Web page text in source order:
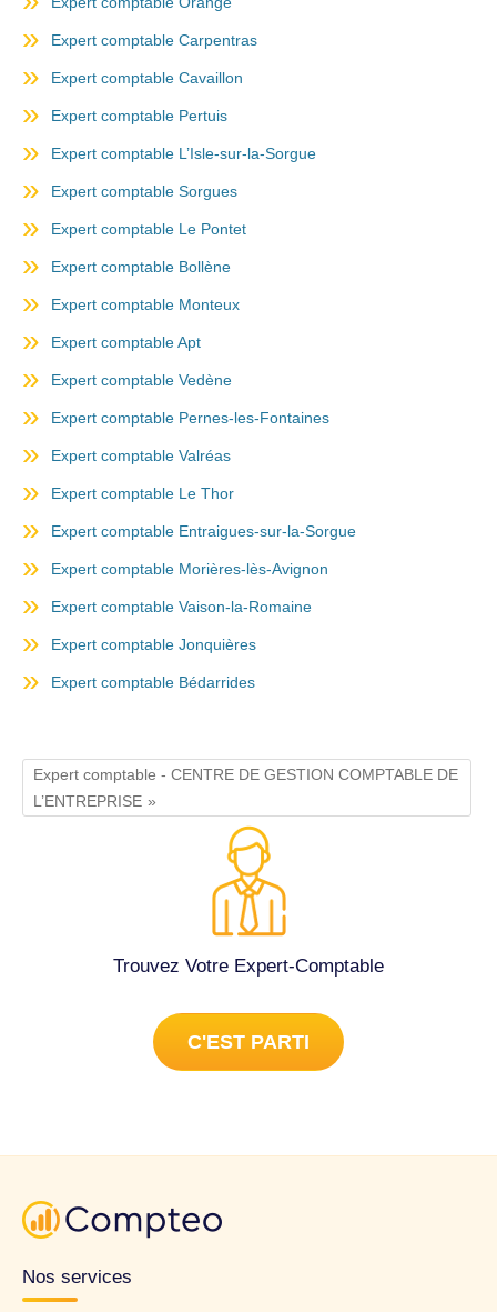
Expert comptable Carpentras
Expert comptable Cavaillon
Expert comptable Pertuis
Expert comptable L’Isle-sur-la-Sorgue
Expert comptable Sorgues
Expert comptable Le Pontet
Expert comptable Bollène
Expert comptable Monteux
Expert comptable Apt
Expert comptable Vedène
Expert comptable Pernes-les-Fontaines
Expert comptable Valréas
Expert comptable Le Thor
Expert comptable Entraigues-sur-la-Sorgue
Expert comptable Morières-lès-Avignon
Expert comptable Vaison-la-Romaine
Expert comptable Jonquières
Expert comptable Bédarrides
Expert comptable - CENTRE DE GESTION COMPTABLE DE
L’ENTREPRISE
Trouvez Votre Expert-Comptable
C'EST PARTI
Nos services